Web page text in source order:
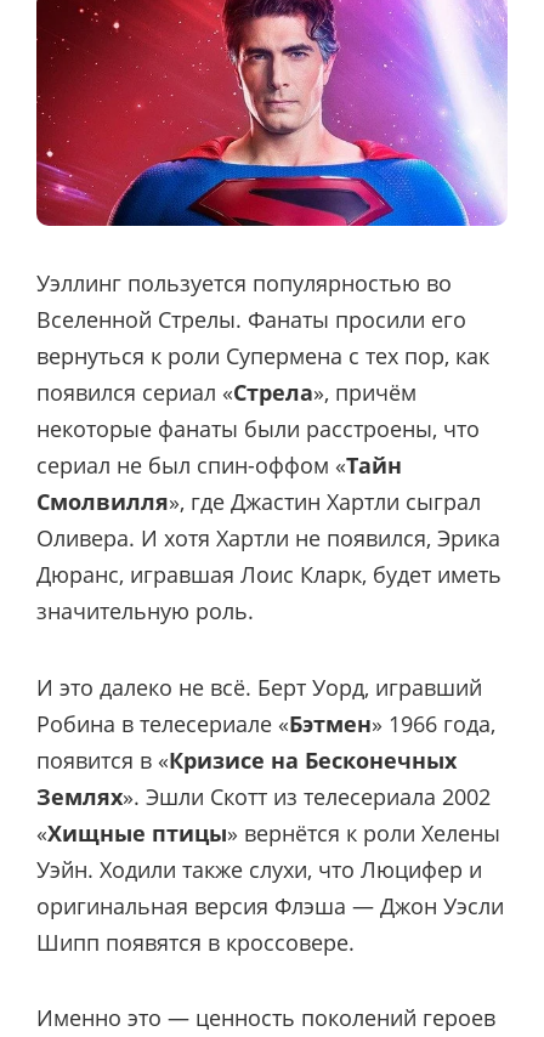
Уэллинг пользуется популярностью во
Вселенной Стрелы. Фанаты просили его
вернуться к роли Супермена с тех пор, как
появился сериал «Стрела», причём
некоторые фанаты были расстроены, что
сериал не был спин-оффом «Тайн
Смолвилля», где Джастин Хартли сыграл
Оливера. И хотя Хартли не появился, Эрика
Дюранс, игравшая Лоис Кларк, будет иметь
значительную роль.
И это далеко не всё. Берт Уорд, игравший
Робина в телесериале «Бэтмен» 1966 года,
появится в «Кризисе на Бесконечных
Землях». Эшли Скотт из телесериала 2002
«Хищные птицы» вернётся к роли Хелены
Уэйн. Ходили также слухи, что Люцифер и
оригинальная версия Флэша — Джон Уэсли
Шипп появятся в кроссовере.
Именно это — ценность поколений героев